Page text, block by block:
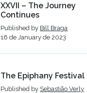
XXVII – The Journey
Continues
Published by Bill Braga
16 de January de 2023
The Epiphany Festival
Published by Sebastião Verly